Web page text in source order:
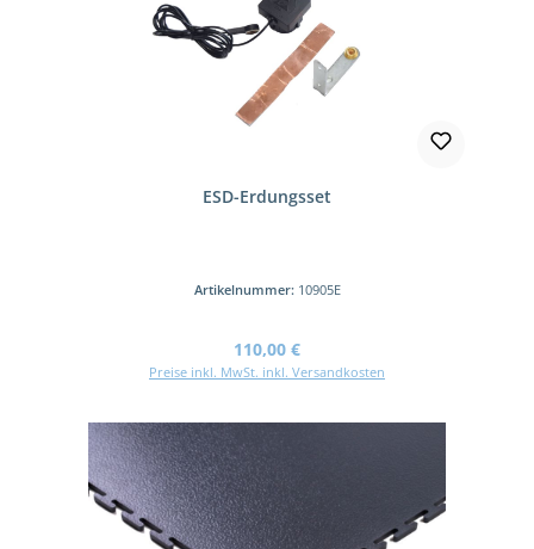
ESD-Erdungsset
Artikelnummer: 10905E
Regulärer Preis:
110,00 €
Preise inkl. MwSt. inkl. Versandkosten